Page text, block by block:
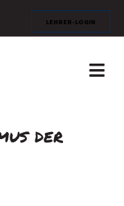
Lehrer-Login
N
a
der